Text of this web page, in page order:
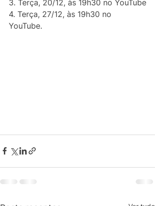
3. Terça, 20/12, às 19h30 no YouTube
4. Terça, 27/12, às 19h30 no
YouTube.